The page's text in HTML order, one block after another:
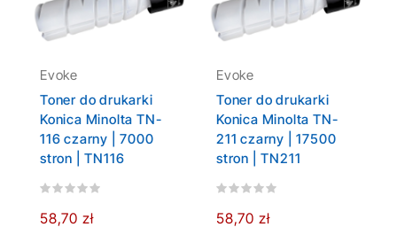
Evoke
Toner do drukarki
Konica Minolta TN-
116 czarny | 7000
stron | TN116
58,70 zł
Evoke
Toner do drukarki
Konica Minolta TN-
211 czarny | 17500
stron | TN211
58,70 zł